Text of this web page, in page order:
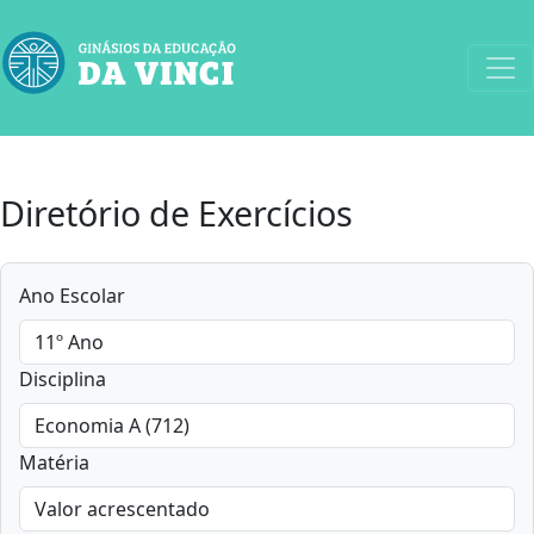
Diretório de Exercícios
Ano Escolar
Disciplina
Matéria